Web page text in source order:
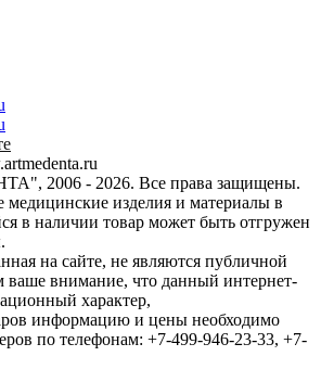
2006 - 2026. Все права защищены.
медицинские изделия и материалы в
в наличии товар может быть отгружен
на сайте, не являются публичной
внимание, что данный интернет-
характер,
информацию и цены необходимо
по телефонам: +7-499-946-23-33, +7-